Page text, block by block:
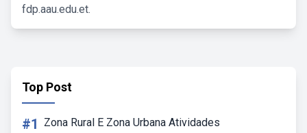
fdp.aau.edu.et.
Top Post
#1 Zona Rural E Zona Urbana Atividades